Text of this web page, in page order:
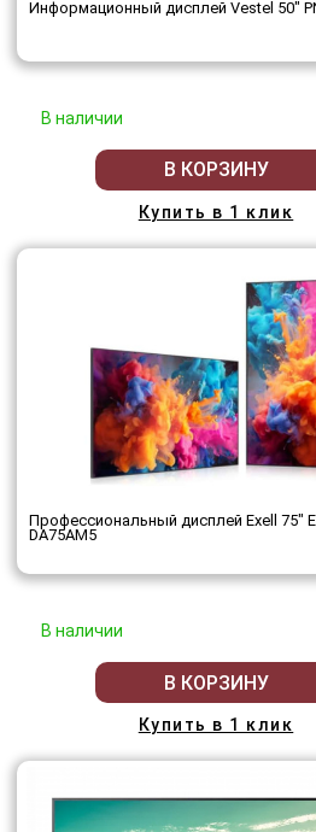
Информационный дисплей Vestel 50"
В наличии
В КОРЗИНУ
Купить в 1 клик
Профессиональный дисплей Exell 75"
DA75AM5
В наличии
В КОРЗИНУ
Купить в 1 клик